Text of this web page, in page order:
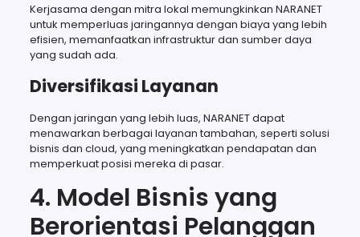
Kerjasama dengan mitra lokal memungkinkan NARANET
untuk memperluas jaringannya dengan biaya yang lebih
efisien, memanfaatkan infrastruktur dan sumber daya
yang sudah ada.
Diversifikasi Layanan
Dengan jaringan yang lebih luas, NARANET dapat
menawarkan berbagai layanan tambahan, seperti solusi
bisnis dan cloud, yang meningkatkan pendapatan dan
memperkuat posisi mereka di pasar.
4. Model Bisnis yang
Berorientasi Pelanggan